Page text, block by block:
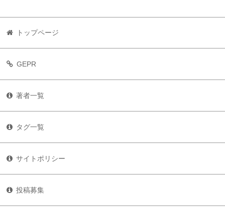
トップページ
GEPR
著者一覧
タグ一覧
サイトポリシー
投稿募集